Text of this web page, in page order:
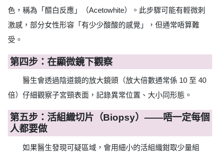
色，稱為「醋白反應」（Acetowhite）。此步驟可能有輕微刺
激感，部分女性形容「有少少酸酸的感覺」，但通常唔算難
受。
第四步：在顯微鏡下觀察
醫生會透過陰道鏡的放大鏡頭（放大倍數通常係 10 至 40
倍）仔細觀察子宮頸表面，記錄異常位置、大小同形態。
第五步：活組織切片（Biopsy）——唔一定每個
人都要做
如果醫生發現可疑區域，會用細小的活組織鉗取少量組